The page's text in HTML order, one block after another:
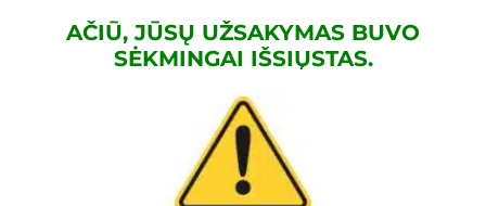
AČIŪ, JŪSŲ UŽSAKYMAS BUVO
SĖKMINGAI IŠSIŲSTAS.